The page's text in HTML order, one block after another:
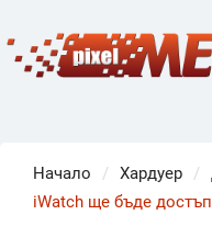
Начало Хардуер
iWatch ще бъде